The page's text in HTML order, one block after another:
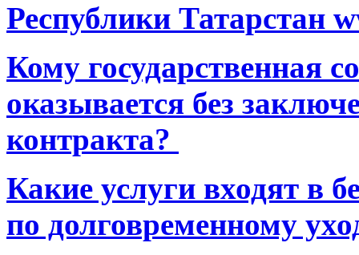
Республики Татарстан
Кому государственная
оказывается без
контракта?
Какие услуги входят в
по долговременному